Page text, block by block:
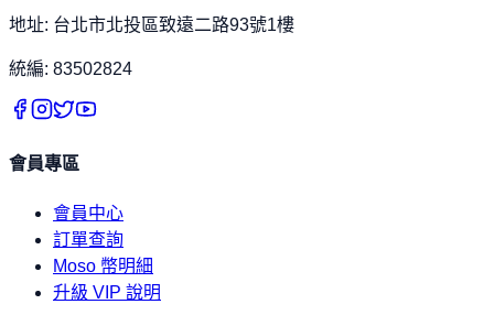
地址: 台北市北投區致遠二路93號1樓
統編: 83502824
會員專區
會員中心
訂單查詢
Moso 幣明細
升級 VIP 說明